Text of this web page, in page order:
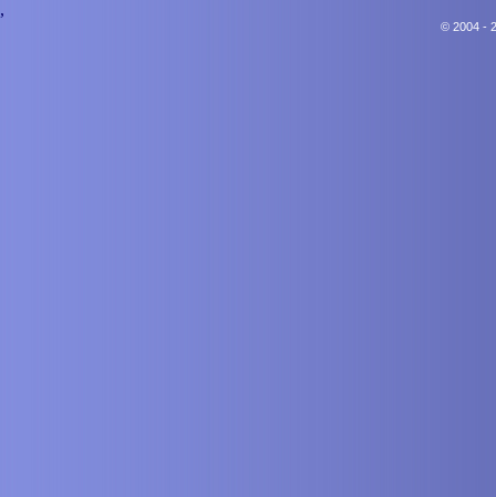
,
© 2004 -